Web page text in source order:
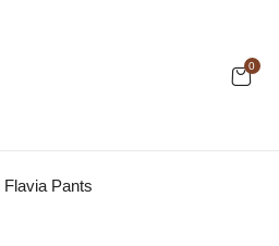
0
Flavia Pants